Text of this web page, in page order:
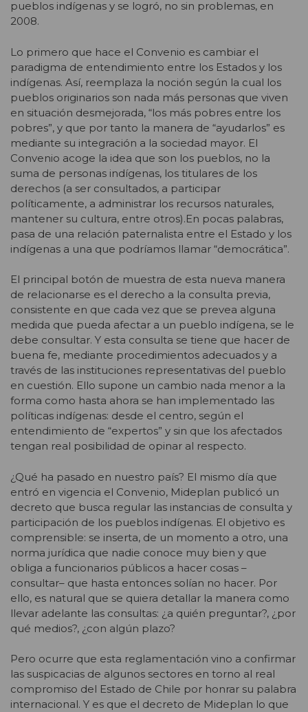
pueblos indígenas y se logró, no sin problemas, en
2008.
Lo primero que hace el Convenio es cambiar el
paradigma de entendimiento entre los Estados y los
indígenas. Así, reemplaza la noción según la cual los
pueblos originarios son nada más personas que viven
en situación desmejorada, “los más pobres entre los
pobres”, y que por tanto la manera de “ayudarlos” es
mediante su integración a la sociedad mayor. El
Convenio acoge la idea que son los pueblos, no la
suma de personas indígenas, los titulares de los
derechos (a ser consultados, a participar
políticamente, a administrar los recursos naturales,
mantener su cultura, entre otros).En pocas palabras,
pasa de una relación paternalista entre el Estado y los
indígenas a una que podríamos llamar “democrática”.
El principal botón de muestra de esta nueva manera
de relacionarse es el derecho a la consulta previa,
consistente en que cada vez que se prevea alguna
medida que pueda afectar a un pueblo indígena, se le
debe consultar. Y esta consulta se tiene que hacer de
buena fe, mediante procedimientos adecuados y a
través de las instituciones representativas del pueblo
en cuestión. Ello supone un cambio nada menor a la
forma como hasta ahora se han implementado las
políticas indígenas: desde el centro, según el
entendimiento de “expertos” y sin que los afectados
tengan real posibilidad de opinar al respecto.
¿Qué ha pasado en nuestro país? El mismo día que
entró en vigencia el Convenio, Mideplan publicó un
decreto que busca regular las instancias de consulta y
participación de los pueblos indígenas. El objetivo es
comprensible: se inserta, de un momento a otro, una
norma jurídica que nadie conoce muy bien y que
obliga a funcionarios públicos a hacer cosas –
consultar– que hasta entonces solían no hacer. Por
ello, es natural que se quiera detallar la manera como
llevar adelante las consultas: ¿a quién preguntar?, ¿por
qué medios?, ¿con algún plazo?
Pero ocurre que esta reglamentación vino a confirmar
las suspicacias de algunos sectores en torno al real
compromiso del Estado de Chile por honrar su palabra
internacional. Y es que el decreto de Mideplan lo que